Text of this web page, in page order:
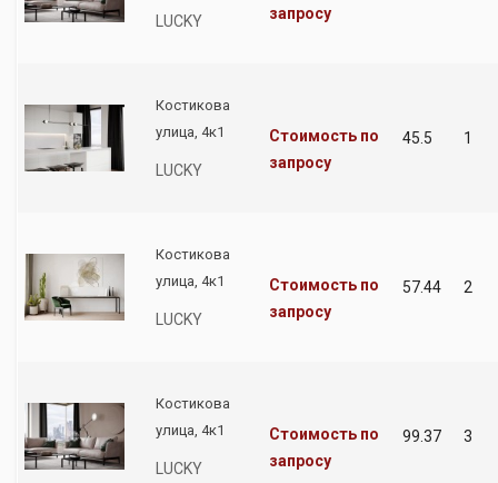
LUCKY запросу
Костикова
улица, 4к1
LUCKY
Стоимость по
запросу
45.5 1
Костикова
улица, 4к1
LUCKY
Стоимость по
запросу
57.44 2
Костикова
улица, 4к1
LUCKY
Стоимость по
запросу
99.37 3